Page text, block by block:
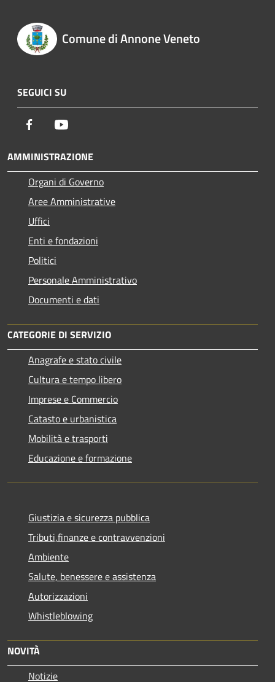
Comune di Annone Veneto
SEGUICI SU
Facebook
AMMINISTRAZIONE
Organi di Governo
Aree Amministrative
Uffici
Enti e fondazioni
Politici
Personale Amministrativo
Documenti e dati
CATEGORIE DI SERVIZIO
Anagrafe e stato civile
Cultura e tempo libero
Imprese e Commercio
Catasto e urbanistica
Mobilità e trasporti
Educazione e formazione
Giustizia e sicurezza pubblica
Tributi,finanze e contravvenzioni
Ambiente
Salute, benessere e assistenza
Autorizzazioni
Whistleblowing
NOVITÀ
Notizie